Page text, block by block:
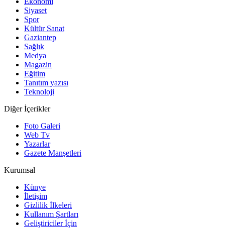
Siyaset
Spor
Kültür Sanat
Gaziantep
Sağlık
Medya
Magazin
Eğitim
Tanıtım yazısı
Teknoloji
Diğer İçerikler
Foto Galeri
Web Tv
Yazarlar
Gazete Manşetleri
Kurumsal
Künye
İletişim
Gizlilik İlkeleri
Kullanım Şartları
Geliştiriciler İçin